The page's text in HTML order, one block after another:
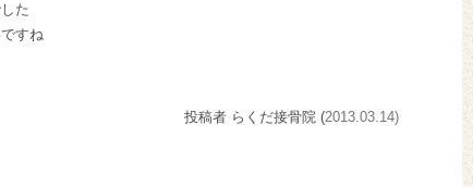
た
すね
投稿者 らくだ接骨院 (2013.03.14)